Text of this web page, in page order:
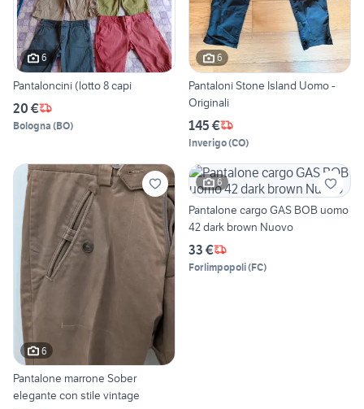
6
Pantaloncini (lotto 8 capi
20 €
Bologna (BO)
6
Pantaloni Stone Island Uomo -
Originali
145 €
Inverigo(CO)
6
Pantalone marrone Sober
elegante con stile vintage
6
Pantalone cargo GAS BOB uomo
42 dark brown Nuovo
33 €
Forlimpopoli(FC)